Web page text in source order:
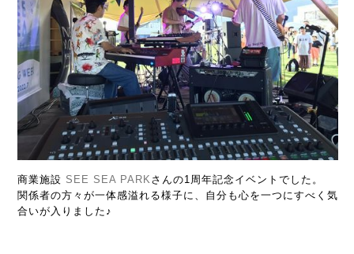
商業施設 SEE SEA PARK さんの1周年記念イベントでした。
関係者の方々が一体感溢れる様子に、自分も心を一つにすべく気
合いが入りました♪